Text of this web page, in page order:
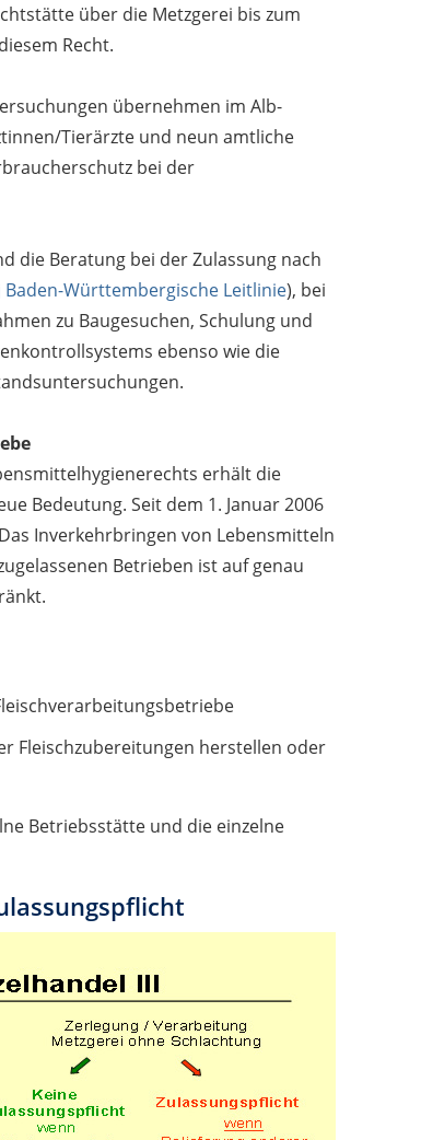
über die Metzgerei bis zum
Recht.
übernehmen im Alb-
Tierärzte und neun amtliche
bei der
die Beratung bei der Zulassung nach
Baden-Württembergische Leitlinie), bei
zu Baugesuchen, Schulung und
ebenso wie die
erhält die
Bedeutung. Seit dem 1. Januar 2006
Inverkehrbringen von Lebensmitteln
Betrieben ist auf genau
Fleischzubereitungen herstellen oder
Betriebsstätte und die einzelne